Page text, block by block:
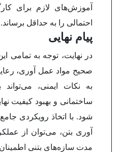
آموزش‌های لازم برای
احتمالی را به حداقل برساند.
پیام نهایی
در نهایت، توجه به تمامی
صحیح مواد عمل آوری،
به نکات ایمنی،
ساختمانی و بهبود کیفیت
شود. با اتخاذ رویکردی
آوری بتن، می‌توان از
مدت سازه‌های بتنی